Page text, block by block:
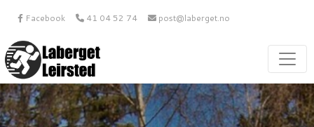
Facebook 41 04 52 74 post@laberget.no